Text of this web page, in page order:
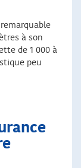
à son
de 1 000 à
peu